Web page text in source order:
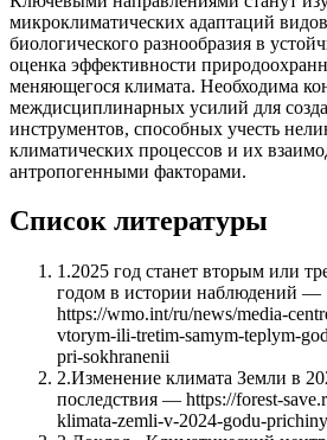
микроклиматических адаптаций
биологического разнообразия в
оценка эффективности
меняющегося климата. Необходима
междисциплинарных усилий для
инструментов, способных учесть
климатических процессов и их
антропогенными факторами.
Список литературы
1 .2025 год станет вторым или
годом в истории наблюдений —
https://wmo.int/ru/news/media-
vtorym-ili-tretim-samym-teplym-
pri-sokhranenii
2.Изменение климата Земли в
последствия — https://forest-
klimata-zemli-v-2024-godu-